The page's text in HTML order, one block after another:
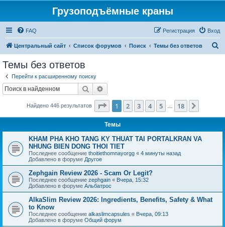
Грузоподъёмные краны
FAQ Вход
Регистрация
Центральный сайт Список форумов Поиск Темы без ответов
Темы без ответов
Перейти к расширенному поиску
Поиск
Найдено 446 результатов Страница из 18
1 2 3 4 5 18
Темы
KHAM PHA KHO TANG KY THUAT TAI PORTALKRAN VA
NHUNG BIEN DONG THOI TIET
Последнее сообщение thoitiethomnayorgg « 4 минуты назад
Добавлено в форуме Другое
Zephgain Review 2026 - Scam Or Legit?
Последнее сообщение zephgain « Вчера, 15:32
Добавлено в форуме Альбатрос
AlkaSlim Review 2026: Ingredients, Benefits, Safety & What
to Know
Последнее сообщение alkaslimcapsules « Вчера, 09:13
Добавлено в форуме Общий форум